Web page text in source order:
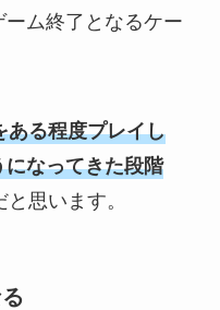
ム終了となるケー
ある程度プレイし
なってきた段階
と思います。